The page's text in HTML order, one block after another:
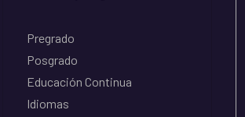
Pregrado
Posgrado
Educación Continua
Idiomas